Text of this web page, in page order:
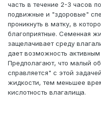
часть в течение 2-3 часов
подвижные и "здоровые"
проникнуть в матку, в
благоприятные. Семенная
защелачивает среду
дает возможность
Предполагают, что малый
справляется" с этой
жидкости, тем меньшее
кислотность влагалища.